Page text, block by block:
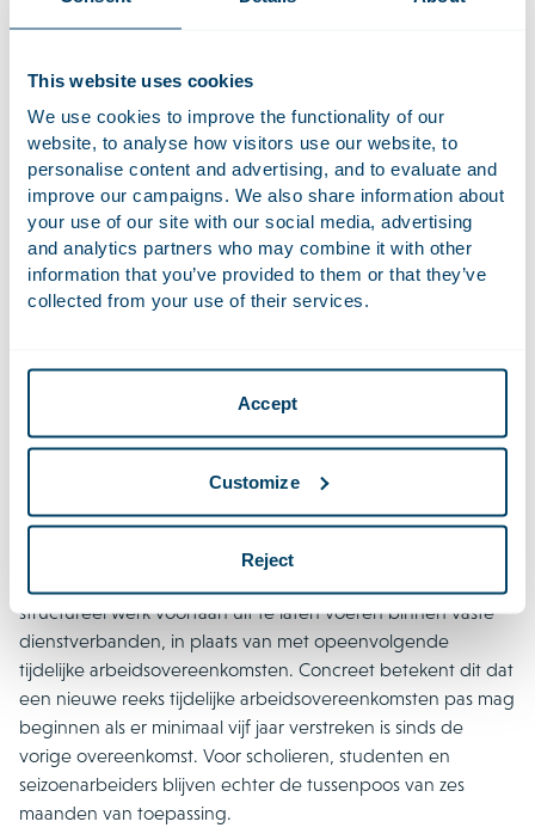
This website uses cookies
We use cookies to improve the functionality of our
website, to analyse how visitors use our website, to
personalise content and advertising, and to evaluate and
improve our campaigns. We also share information about
your use of our site with our social media, advertising
and analytics partners who may combine it with other
information that you’ve provided to them or that they’ve
collected from your use of their services.
Accept
Customize
Reject
arbeidsvoorwaarden.
In het conceptwetsvoorstel werd voorgesteld om de
tussenpoos van zes maanden in arbeidsovereenkomsten
voor bepaalde tijd te vervangen door een administratieve
vervaltermijn van 60 maanden (vijf jaar). Binnen deze termijn
mag een werkgever geen nieuwe arbeidsovereenkomst
voor bepaalde tijd aangaan met een werknemer indien de
keten van drie overeenkomsten of (bij een kleiner aantal) de
arbeidsovereenkomst voor bepaalde tijd die toch binnen
die termijn wordt aangeboden converteert van rechtswege
regering besloten deze wijziging onveranderd door te
voeren. Uit onderzoek blijkt namelijk dat werknemers vaak
langdurig op basis van tijdelijke arbeidsovereenkomsten
structureel werk voortaan uit te laten voeren binnen vaste
dienstverbanden, in plaats van met opeenvolgende
tijdelijke arbeidsovereenkomsten. Concreet betekent dit dat
een nieuwe reeks tijdelijke arbeidsovereenkomsten pas mag
beginnen als er minimaal vijf jaar verstreken is sinds de
vorige overeenkomst. Voor scholieren, studenten en
seizoenarbeiders blijven echter de tussenpoos van zes
maanden van toepassing.